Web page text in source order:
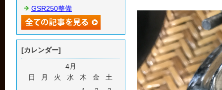
GSR250整備
[カレンダー]
4月
日
月 火 水 木 金
土